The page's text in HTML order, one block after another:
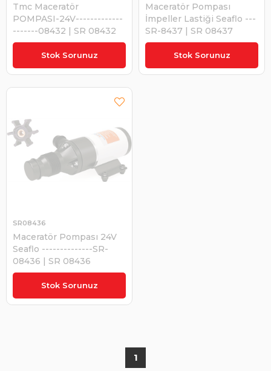
Stok Sorunuz
Tmc Maceratör
POMPASI-24V-------------
-------08432 | SR 08432
₺5.875,34 Stok Sorunuz
Maceratör Pompası
İmpeller Lastiği Seaflo ---
SR-8437 | SR 08437
₺451,95
Stok Sorunuz
Maceratör Pompası 24V
Seaflo --------------SR-
08436 | SR 08436
SR08436
₺4.624,15
1